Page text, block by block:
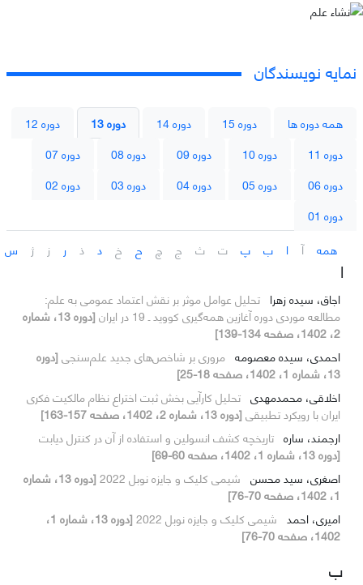
نمایه نویسندگان
همه دوره ها دوره 15 دوره 14 دوره 13
دوره 12
دوره 11
دوره 10 دوره 09 دوره 08
دوره 07
دوره 06
دوره 05 دوره 04 دوره 03
دوره 02
دوره 01
همه
آ ا ب پ ت ث ج چ ح خ د ذ ر ز ژ س
ا
اجاق، سیده زهرا تحلیل عوامل موثر بر نقش اعتماد عمومی به علم:
مطالعه موردی دوره آغازین همه‌گیری کووید ـ 19 در ایران
[دوره 13، شماره
2، 1402، صفحه 134-139]
احمدی، سیده معصومه مروری بر شاخص‌های جدید علم‌سنجی [دوره
13، شماره 1، 1402، صفحه 18-25]
اخلاقی، محمدمهدی تحلیل کارآیی بخش ثبت اختراع نظام مالکیت فکری
ایران با رویکرد تطبیقی [دوره 13، شماره 2، 1402، صفحه 157-163]
ارجمند، ساره تاریخچه کشف انسولین و استفاده از آن در کنترل دیابت
[دوره 13، شماره 1، 1402، صفحه 60-69]
اصغری، سید محسن شیمی کلیک و جایزه نوبل 2022
[دوره 13، شماره
1، 1402، صفحه 70-76]
امیری، احمد شیمی کلیک و جایزه نوبل 2022
[دوره 13، شماره 1،
1402، صفحه 70-76]
ب